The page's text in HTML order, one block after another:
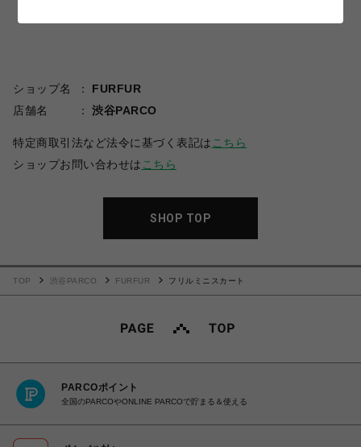
ショップ名
FURFUR
店舗名
渋谷PARCO
特定商取引法など法令に基づく表記は こちら
ショップお問い合わせは こちら
SHOP TOP
TOP 渋谷PARCO FURFUR フリルミニスカート
PARCOポイント
全国のPARCOやONLINE PARCOで貯まる＆使える